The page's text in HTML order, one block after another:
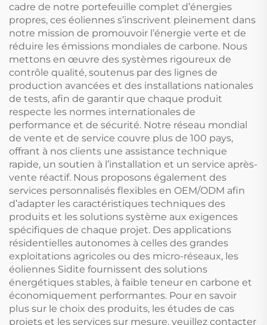
cadre de notre portefeuille complet d’énergies
propres, ces éoliennes s’inscrivent pleinement dans
notre mission de promouvoir l’énergie verte et de
réduire les émissions mondiales de carbone. Nous
mettons en œuvre des systèmes rigoureux de
contrôle qualité, soutenus par des lignes de
production avancées et des installations nationales
de tests, afin de garantir que chaque produit
respecte les normes internationales de
performance et de sécurité. Notre réseau mondial
de vente et de service couvre plus de 100 pays,
offrant à nos clients une assistance technique
rapide, un soutien à l’installation et un service après-
vente réactif. Nous proposons également des
services personnalisés flexibles en OEM/ODM afin
d’adapter les caractéristiques techniques des
produits et les solutions système aux exigences
spécifiques de chaque projet. Des applications
résidentielles autonomes à celles des grandes
exploitations agricoles ou des micro-réseaux, les
éoliennes Sidite fournissent des solutions
énergétiques stables, à faible teneur en carbone et
économiquement performantes. Pour en savoir
plus sur le choix des produits, les études de cas
projets et les services sur mesure, veuillez contacter